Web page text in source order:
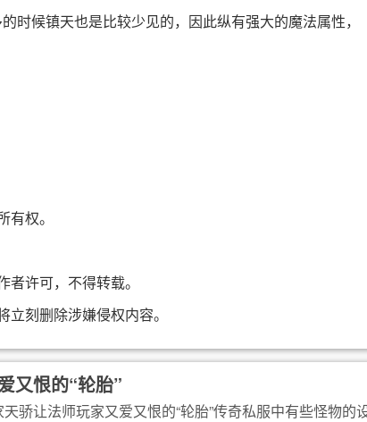
时候镇天也是比较少见的，因此纵有强大的魔法属性，
权。
许可，不得转载。
刻删除涉嫌侵权内容。
又恨的“轮胎”
骄让法师玩家又爱又恨的“轮胎”传奇私服中有些怪物的